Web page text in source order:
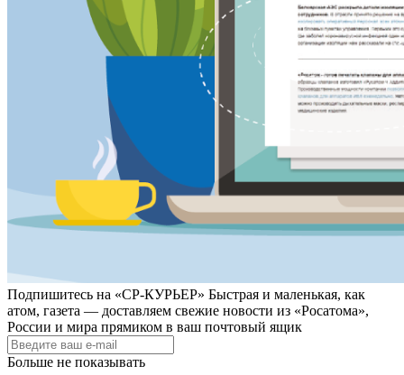
Подпишитесь на «СР-КУРЬЕР» Быстрая и маленькая, как
атом, газета — доставляем свежие новости из «Росатома»,
России и мира прямиком в ваш почтовый ящик
Больше не показывать